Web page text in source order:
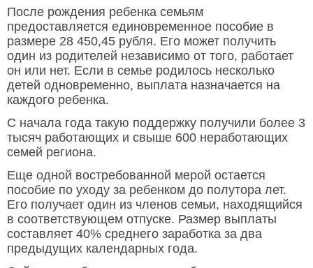
После рождения ребенка семьям
предоставляется единовременное пособие в
размере 28 450,45 рубля. Его может получить
один из родителей независимо от того, работает
он или нет. Если в семье родилось несколько
детей одновременно, выплата назначается на
каждого ребенка.
С начала года такую поддержку получили более 3
тысяч работающих и свыше 600 неработающих
семей региона.
Еще одной востребованной мерой остается
пособие по уходу за ребенком до полутора лет.
Его получает один из членов семьи, находящийся
в соответствующем отпуске. Размер выплаты
составляет 40% среднего заработка за два
предыдущих календарных года.